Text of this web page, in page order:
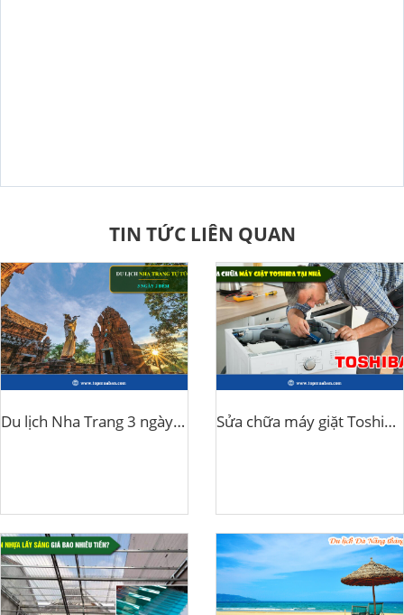
TIN TỨC LIÊN QUAN
Du lịch Nha Trang 3 ngày 2 đêm tự túc Sửa chữa máy giặt Toshiba tại nhà